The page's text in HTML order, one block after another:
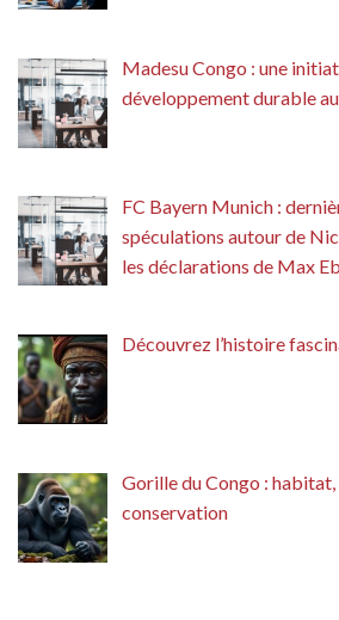
Madesu Congo : une
développement durable
FC Bayern Munich :
spéculations autour de
les déclarations de Max
Découvrez l’histoire
Gorille du Congo :
conservation